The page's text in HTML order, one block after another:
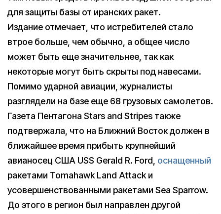
для защиты базы от иранских ракет.
Издание отмечает, что истребителей стало
втрое больше, чем обычно, а общее число
может быть еще значительнее, так как
некоторые могут быть скрыты под навесами.
Помимо ударной авиации, журналисты
разглядели на базе еще 68 грузовых самолетов.
Газета Пентагона Stars and Stripes также
подтвержала, что на Ближний Восток должен в
ближайшее время прибыть крупнейший
авианосец США USS Gerald R. Ford, оснащенный
ракетами Tomahawk Land Attack и
усовершенствованными ракетами Sea Sparrow.
До этого в регион был направлен другой